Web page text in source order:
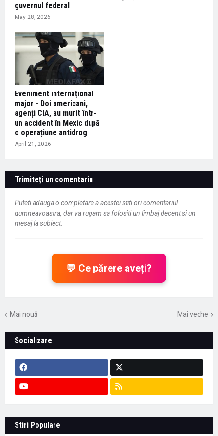
guvernul federal
May 28, 2026
Eveniment internațional
major - Doi americani,
agenți CIA, au murit într-
un accident în Mexic după
o operațiune antidrog
April 21, 2026
Trimiteți un comentariu
Puteti adauga o completare a acestei stiti ori comentariul
dumneavoastra, dar va rugam sa folositi un limbaj decent si un
mesaj la subiect.
💬 Ce părere aveți?
Mai nouă Mai veche
Socializare
Stiri Populare